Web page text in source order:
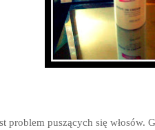
problem puszących się włosów.